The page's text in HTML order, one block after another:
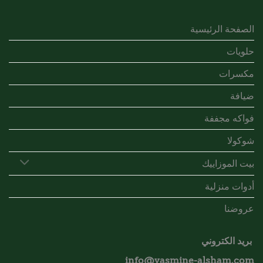
الصفحة الرئيسية
حلويات
مكسرات
ضيافة
فواكه مجففة
شوكولا
بيت الموزاييك
أدوات منزلية
عروضنا
بريد الكتروني
info@yasmine-alsham.com